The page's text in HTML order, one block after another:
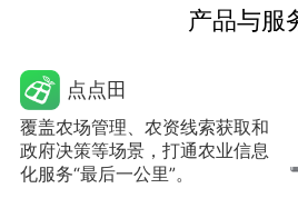
产品与服
点点田
覆盖农场管理、农资线索获取和
政府决策等场景，打通农业信息
化服务“最后一公里”。